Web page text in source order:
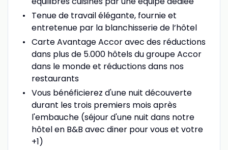
Tenue de travail élégante, fournie et
entretenue par la blanchisserie de l’hôtel
Carte Avantage Accor avec des réductions
dans plus de 5.000 hôtels du groupe Accor
dans le monde et réductions dans nos
restaurants
Vous bénéficierez d'une nuit découverte
durant les trois premiers mois après
l'embauche (séjour d'une nuit dans notre
hôtel en B&B avec diner pour vous et votre
+1)